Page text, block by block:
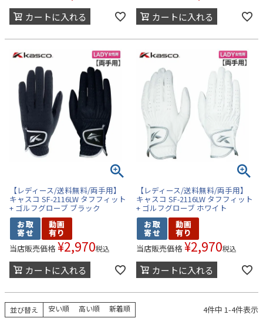
カートに入れる カートに入れる
【レディース/送料無料/両手用】
キャスコ SF-2116LW タフフィット
+ ゴルフグローブ ブラック
当店販売価格 ¥2,970税込
カートに入れる
【レディース/送料無料/両手用】
キャスコ SF-2116LW タフフィット
+ ゴルフグローブ ホワイト
当店販売価格 ¥2,970税込
カートに入れる
並び替え 安い順 高い順 新着順 4件中 1-4件表示